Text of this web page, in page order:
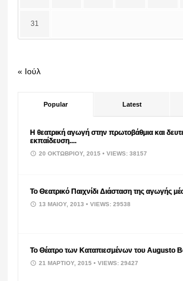
31
« Ιούλ
Popular Latest
Η θεατρική αγωγή στην πρωτοβάθμια και
εκπαίδευση....
20 ΟΚΤΩΒΡΊΟΥ, 2015• VIEWS: 38157
Το Θεατρικό Παιχνίδι Διάσταση της αγωγής
13 ΜΑΪ́ΟΥ, 2013• VIEWS: 29538
Το Θέατρο των Καταπιεσμένων του Augusto
21 ΜΑΡΤΊΟΥ, 2015• VIEWS: 29427